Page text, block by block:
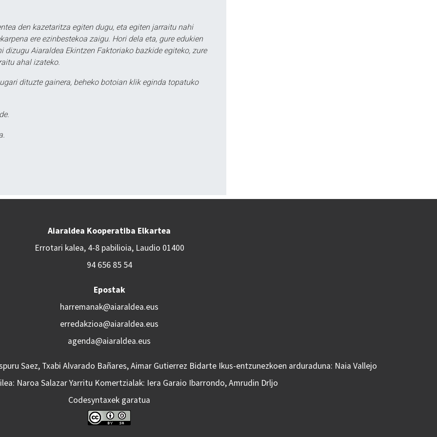
den kazetaritza egiten dugu, eta egiten jarraitu nahi
ere ezinbestekoa zaigu. Hori dela eta, gure edukien
dizugu Aiaraldea Ekintzen Faktoriako bazkide egiteko, zure
ahal izateko.
dituzte gainera, beheko botoian klik eginda topatuko
Aiaraldea Kooperatiba Elkartea
Errotari kalea, 4-8 pabilioia, Laudio 01400
94 656 85 54
Epostak
harremanak@aiaraldea.eus
erredakzioa@aiaraldea.eus
agenda@aiaraldea.eus
Saez, Txabi Alvarado Bañares, Aimar Gutierrez Bidarte Ikus-entzunezkoen arduraduna: Naia Vallejo
Naroa Salazar Yarritu Komertzialak: Iera Garaio Ibarrondo, Amrudin Drljo
Codesyntaxek garatua